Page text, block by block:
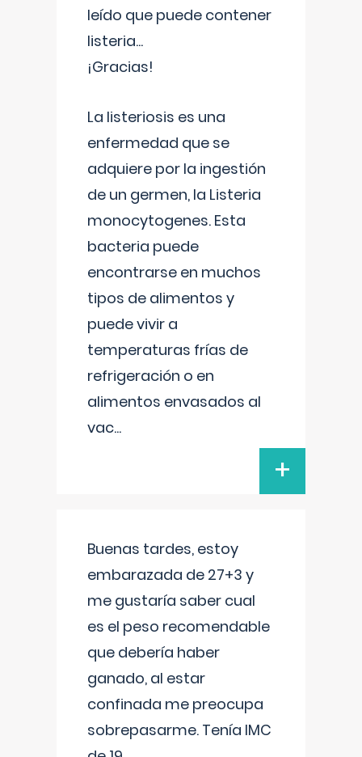
leído que puede contener
listeria...
¡Gracias!
La listeriosis es una
enfermedad que se
adquiere por la ingestión
de un germen, la Listeria
monocytogenes. Esta
bacteria puede
encontrarse en muchos
tipos de alimentos y
puede vivir a
temperaturas frías de
refrigeración o en
alimentos envasados al
vac...
+
Buenas tardes, estoy
embarazada de 27+3 y
me gustaría saber cual
es el peso recomendable
que debería haber
ganado, al estar
confinada me preocupa
sobrepasarme. Tenía IMC